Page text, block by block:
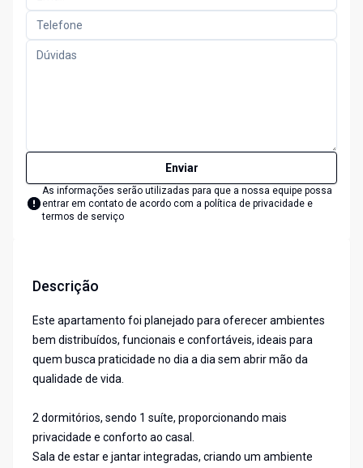
Enviar
As informações serão utilizadas para que a nossa equipe possa
entrar em contato de acordo com a política de privacidade e
termos de serviço
Descrição
Este apartamento foi planejado para oferecer ambientes
bem distribuídos, funcionais e confortáveis, ideais para
quem busca praticidade no dia a dia sem abrir mão da
qualidade de vida.
2 dormitórios, sendo 1 suíte, proporcionando mais
privacidade e conforto ao casal.
Sala de estar e jantar integradas, criando um ambiente